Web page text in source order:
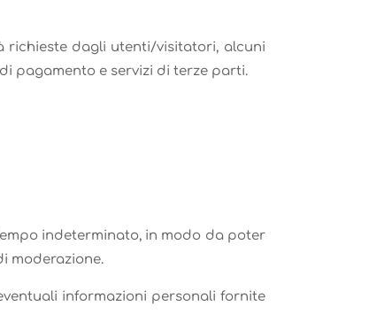
richieste dagli utenti/visitatori, alcuni
pagamento e servizi di terze parti.
indeterminato, in modo da poter
moderazione.
informazioni personali fornite